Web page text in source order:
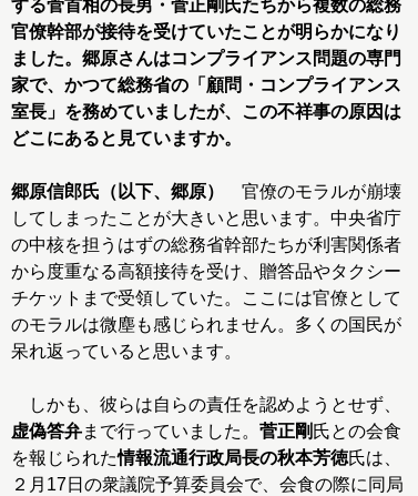
する菅首相の長男・菅正剛氏たちから複数の総務
官僚幹部が接待を受けていたことが明らかになり
ました。郷原さんはコンプライアンス問題の専門
家で、かつて総務省の「顧問・コンプライアンス
室長」を務めていましたが、この不祥事の原因は
どこにあると見ていますか。
郷原信郎氏（以下、郷原）
官僚のモラルが崩壊
してしまったことが大きいと思います。中央省庁
の中核を担うはずの総務省幹部たちが利害関係者
から度重なる高額接待を受け、贈答品やタクシー
チケットまで受領していた。ここには官僚として
のモラルは微塵も感じられません。多くの国民が
呆れ返っていると思います。
しかも、彼らは自らの責任を認めようとせず、
虚偽答弁まで行っていました。 菅正剛氏との会食
を報じられた情報流通行政局長の秋本芳徳氏は、
２月17日の衆議院予算委員会で、会食の際に同局